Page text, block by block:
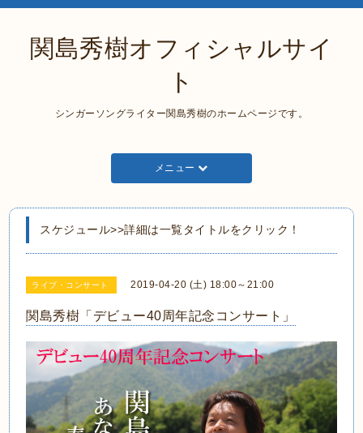
関島秀樹オフィシャルサイ
ト
シンガーソングライター関島秀樹のホームページです。
メニュー
スケジュール>>詳細は一覧タイトルをクリック！
ライブ・コンサート 2019-04-20 (土) 18:00～21:00
関島秀樹「デビュー40周年記念コンサート」